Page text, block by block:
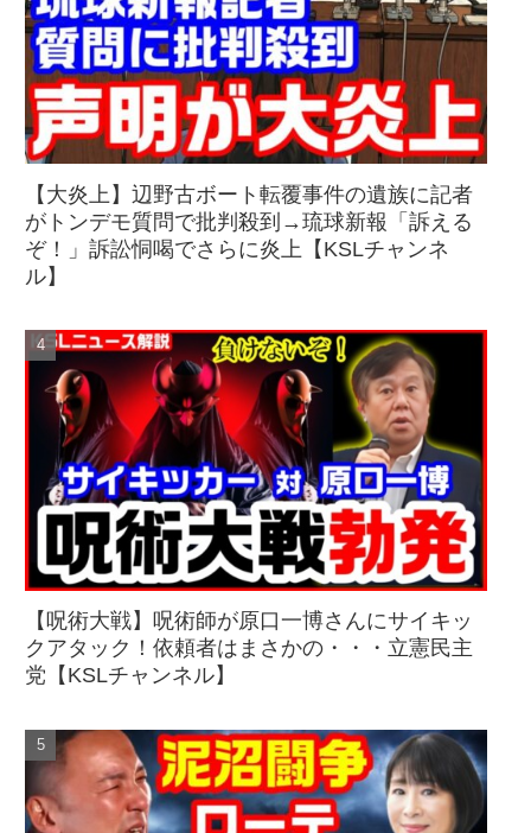
【大炎上】辺野古ボート転覆事件の遺族に記者
がトンデモ質問で批判殺到→琉球新報「訴える
ぞ！」訴訟恫喝でさらに炎上【KSLチャンネ
ル】
【呪術大戦】呪術師が原口一博さんにサイキッ
クアタック！依頼者はまさかの・・・立憲民主
党【KSLチャンネル】